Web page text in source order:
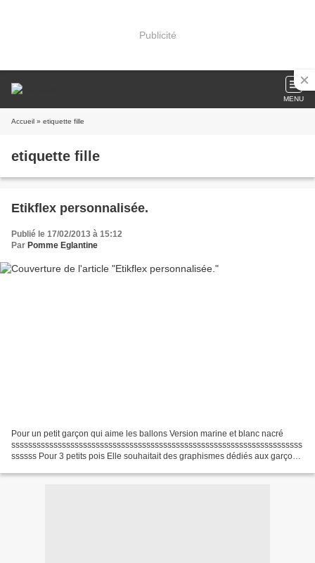
Publicité
MENU
Accueil » etiquette fille
etiquette fille
Etikflex personnalisée.
Publié le 17/02/2013 à 15:12
Par Pomme Eglantine
Pour un petit garçon qui aime les ballons Version marine et blanc nacré
sssssssssssssssssssssssssssssssssssssssssssssssssssssssssssssssssssss
ssssss Pour 3 petits pois Elle souhaitait des graphismes dédiés aux garçons